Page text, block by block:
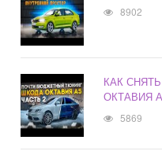
8902
КАК
ОКТАВИЯ
5869